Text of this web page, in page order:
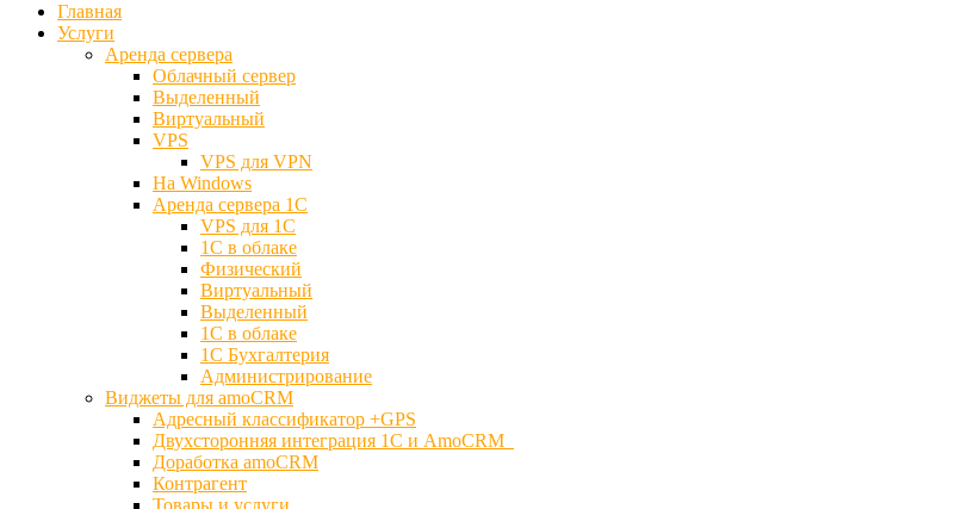
Главная
Услуги
Аренда сервера
Облачный сервер
Выделенный
Виртуальный
VPS
VPS для VPN
На Windows
Аренда сервера 1С
VPS для 1С
1С в облаке
Физический
Виртуальный
Выделенный
1С в облаке
1С Бухгалтерия
Администрирование
Виджеты для amoCRM
Адресный классификатор +GPS
Двухсторонняя интеграция 1С и AmoCRM
Доработка amoCRM
Контрагент
Товары и услуги